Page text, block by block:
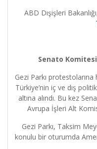
ABD Dışişleri
Senato
Gezi Parkı
Türkiye’nin iç ve dış
altına alındı. Bu kez
Avrupa İşleri Alt
Gezi Parkı, Taksim
konulu bir oturumda